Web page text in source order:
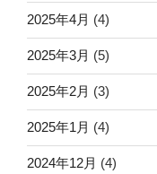
2025年4月 (4)
2025年3月 (5)
2025年2月 (3)
2025年1月 (4)
2024年12月 (4)